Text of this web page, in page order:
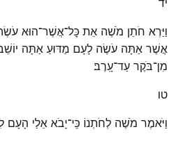
וַיַּרְא חֹתֵן מֹשֶׁה אֵת כׇּל־אֲשֶׁר־הוּא
אֲשֶׁר אַתָּה עֹשֶׂה לָעָם מַדּוּעַ אַתָּה יוֹשֵׁב
מִן־בֹּקֶר עַד־עָֽרֶב׃
טו
וַיֹּאמֶר מֹשֶׁה לְחֹתְנוֹ כִּֽי־יָבֹא אֵלַי הָעָם